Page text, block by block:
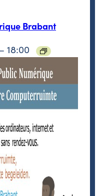
Brabant
– 18:00